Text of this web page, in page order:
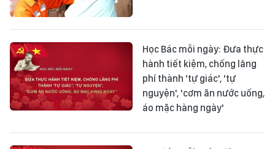
Học Bác mỗi ngày: Đưa thực
hành tiết kiệm, chống lãng
phí thành 'tự giác', 'tự
nguyện', 'cơm ăn nước uống,
áo mặc hàng ngày'